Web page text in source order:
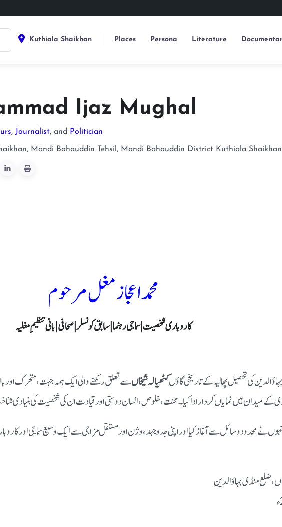
Kuthiala Shaikhan Places Persona Literature
Ijaz Mughal
, Journalist, and Politician
Mandi Bahauddin Tehsil, Mandi Bahauddin District Kuthiala Shaikhan
محمد اعجاز مغل مرحوم
کاروباری شخصیت | سماجی رہنما | سابق کونسلر | صحافی | بانی تنظیمِ مغلیہ
کی تحصیل پھالیہ کے تاریخی گاؤںکٹھیالہ شیخاںسے تعلق رکھنے والی ایک ہمہ جہت، متحرک اور
کے میدان میں نمایاں کردار ادا کیا۔ محنت، خلوص، انسان دوستی اور قیادت ان کی شخصیت کی بنیادی
نے محدود وسائل سے آغاز کیا اور اپنی جدوجہد، وژن اور مستقل مزاجی سے ایک وسیع سماجی اور
ضلع منڈی بہاؤالدین